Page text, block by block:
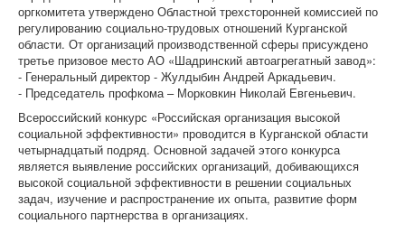
оргкомитета утверждено Областной трехсторонней комиссией по
регулированию социально-трудовых отношений Курганской
области. От организаций производственной сферы присуждено
третье призовое место АО «Шадринский автоагрегатный завод»:
- Генеральный директор - Жулдыбин Андрей Аркадьевич.
- Председатель профкома – Морковкин Николай Евгеньевич.
Всероссийский конкурс «Российская организация высокой
социальной эффективности» проводится в Курганской области
четырнадцатый подряд. Основной задачей этого конкурса
является выявление российских организаций, добивающихся
высокой социальной эффективности в решении социальных
задач, изучение и распространение их опыта, развитие форм
социального партнерства в организациях.